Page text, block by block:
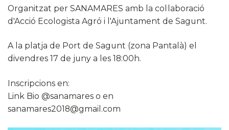
Organitzat per SANAMARES amb la col·laboració
d'Acció Ecologista Agró i l'Ajuntament de Sagunt.
A la platja de Port de Sagunt (zona Pantalà) el
divendres 17 de juny a les 18:00h.
Inscripcions en:
Link Bio @sanamares o en
sanamares2018@gmail.com